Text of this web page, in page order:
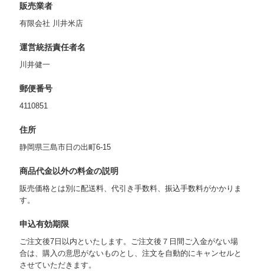
販売業者
有限会社 川井米店
運営統括責任者名
川井健一
郵便番号
4110851
住所
静岡県三島市日の出町6-15
商品代金以外の料金の説明
販売価格とは別に配送料、代引き手数料、振込手数料がかかりま
す。
申込有効期限
ご注文後7日以内といたします。ご注文後７日間ご入金がない場
合は、購入の意思がないものとし、注文を自動的にキャンセルと
させていただきます。